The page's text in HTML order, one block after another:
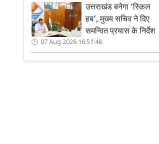
उत्तराखंड बनेगा ‘स्किल
हब’, मुख्य सचिव ने दिए
समन्वित प्रयास के निर्देश
07 Aug 2026 16:51:48